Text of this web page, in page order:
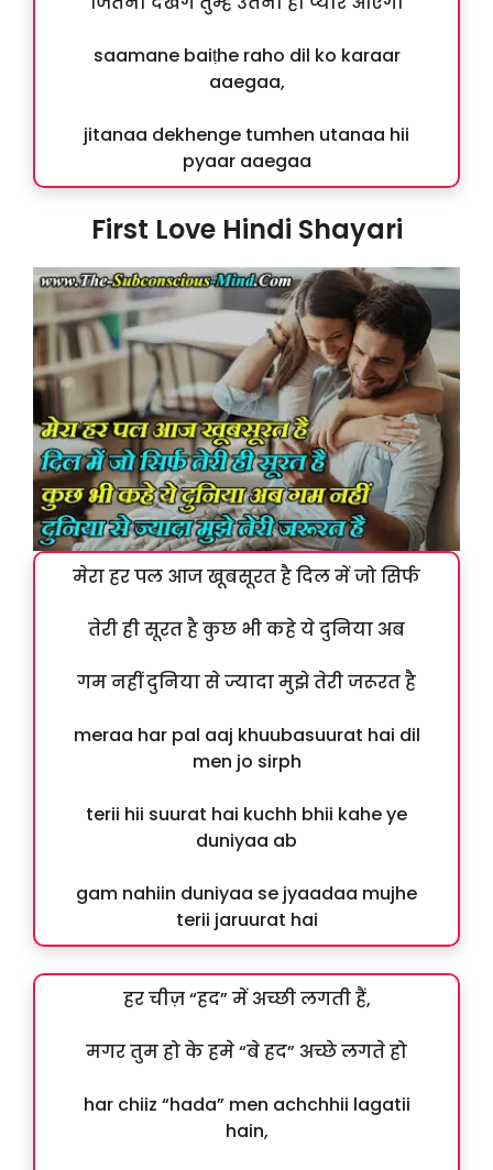
saamane baiṭhe raho dil ko karaar
aaegaa,
jitanaa dekhenge tumhen utanaa hii
pyaar aaegaa
First Love Hindi Shayari
मेरा हर पल आज खूबसूरत है दिल में जो सिर्फ
तेरी ही सूरत है कुछ भी कहे ये दुनिया अब
गम नहीं दुनिया से ज्यादा मुझे तेरी जरूरत है
meraa har pal aaj khuubasuurat hai dil
men jo sirph
terii hii suurat hai kuchh bhii kahe ye
duniyaa ab
gam nahiin duniyaa se jyaadaa mujhe
terii jaruurat hai
हर चीज़ “हद” में अच्छी लगती हैं,
मगर तुम हो के हमे “बे हद” अच्छे लगते हो
har chiiz “hada” men achchhii lagatii
hain,